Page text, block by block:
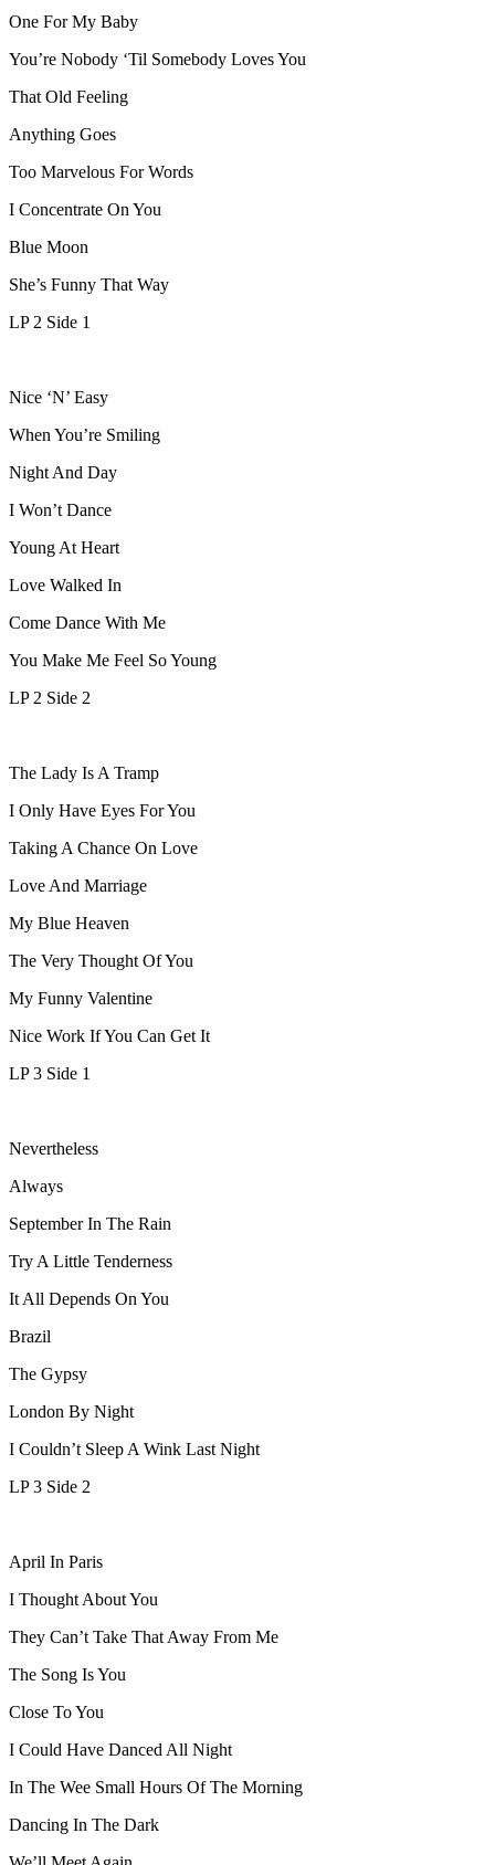
One For My Baby
You’re Nobody ‘Til Somebody Loves You
That Old Feeling
Anything Goes
Too Marvelous For Words
I Concentrate On You
Blue Moon
She’s Funny That Way
LP 2 Side 1
Nice ‘N’ Easy
When You’re Smiling
Night And Day
I Won’t Dance
Young At Heart
Love Walked In
Come Dance With Me
You Make Me Feel So Young
LP 2 Side 2
The Lady Is A Tramp
I Only Have Eyes For You
Taking A Chance On Love
Love And Marriage
My Blue Heaven
The Very Thought Of You
My Funny Valentine
Nice Work If You Can Get It
LP 3 Side 1
Nevertheless
Always
September In The Rain
Try A Little Tenderness
It All Depends On You
Brazil
The Gypsy
London By Night
I Couldn’t Sleep A Wink Last Night
LP 3 Side 2
April In Paris
I Thought About You
They Can’t Take That Away From Me
The Song Is You
Close To You
I Could Have Danced All Night
In The Wee Small Hours Of The Morning
Dancing In The Dark